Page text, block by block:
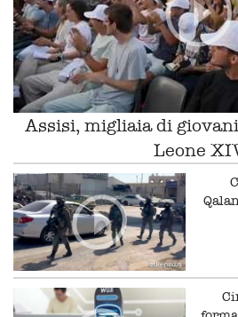
Assisi, migliaia di
Leone